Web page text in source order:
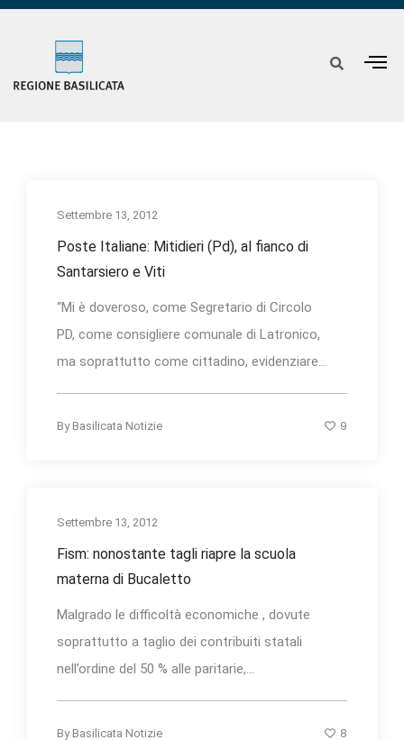
Settembre 13, 2012
Poste Italiane: Mitidieri (Pd), al fianco di
Santarsiero e Viti
“Mi è doveroso, come Segretario di Circolo
PD, come consigliere comunale di Latronico,
ma soprattutto come cittadino, evidenziare...
By Basilicata Notizie 9
Settembre 13, 2012
Fism: nonostante tagli riapre la scuola
materna di Bucaletto
Malgrado le difficoltà economiche , dovute
soprattutto a taglio dei contribuiti statali
nell’ordine del 50 % alle paritarie,...
By Basilicata Notizie 8